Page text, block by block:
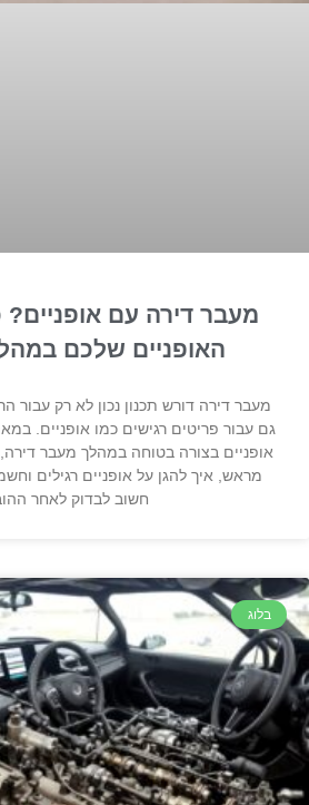
מעבר דירה עם
האופניים שלכם
מעבר דירה דורש תכנון נכון לא רק עבור
גם עבור פריטים רגישים כמו אופניים.
אופניים בצורה בטוחה במהלך מעבר
מראש, איך להגן על אופניים רגילים
חשוב לבדוק לאחר
בלוג